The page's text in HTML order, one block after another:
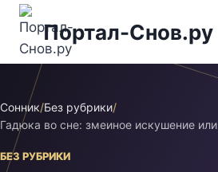
Перейти
содержимому
Портал-Снов.ру
Сонник/Без рубрики/
Гадюка во сне: змеиное искушение
БЕЗ РУБРИКИ